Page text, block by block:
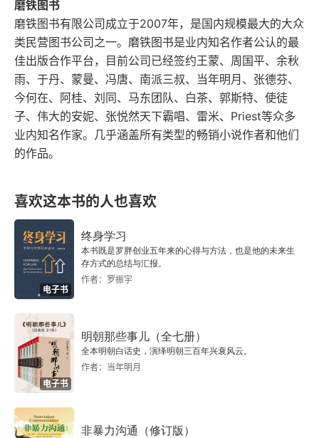
036 了解自己的“甜蜜点”。
037 研究失败。
038 开始重要，收尾亦然。
039 敢于提问。
040 和专家做朋友。
042 写计划、画“地图”。
043 不过分依赖人脉。
044 看完报纸，请折叠好。
045 没有与己无关的事。
046 沟通方式要有趣、有美感。
047 像做连环画剧一样做假设。
048 掌握“报·联·商”的信息分享术。
确答案。总之，高手都是用心把人人都懂的简单道
理，用从容的心态，一遍又一遍地做到极致的人。
磨铁图书
磨铁图书有限公司成立于2007年，是国内规模最大的大众
类民营图书公司之一。磨铁图书是业内知名作者公认的最
佳出版合作平台，目前公司已经签约王蒙、周国平、余秋
雨、于丹、蒙曼、冯唐、南派三叔、当年明月、张德芬、
今何在、阿桂、刘同、马东团队、白茶、郭斯特、使徒
子、伟大的安妮、张悦然天下霸唱、雷米、Priest等众多
业内知名作家。几乎涵盖所有类型的畅销小说作者和他们
的作品。
喜欢这本书的人也喜欢
电子书
终身学习
本书既是罗胖创业五年来的心得与方法，也是他的未来生
存方式的总结与汇报。
作者：罗振宇
电子书
明朝那些事儿（全七册）
全本明朝白话史，演绎明朝三百年兴衰风云。
作者：当年明月
非暴力沟通（修订版）